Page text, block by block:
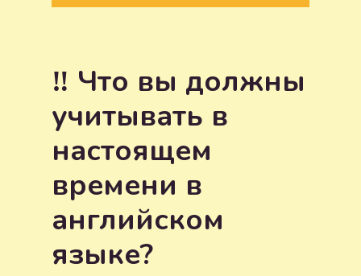
‼️ Что вы должны
учитывать в
настоящем
времени в
английском
языке?